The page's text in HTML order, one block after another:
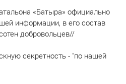
«Батыра» официально
информации, в его состав
добровольцев//
секретность - "по нашей